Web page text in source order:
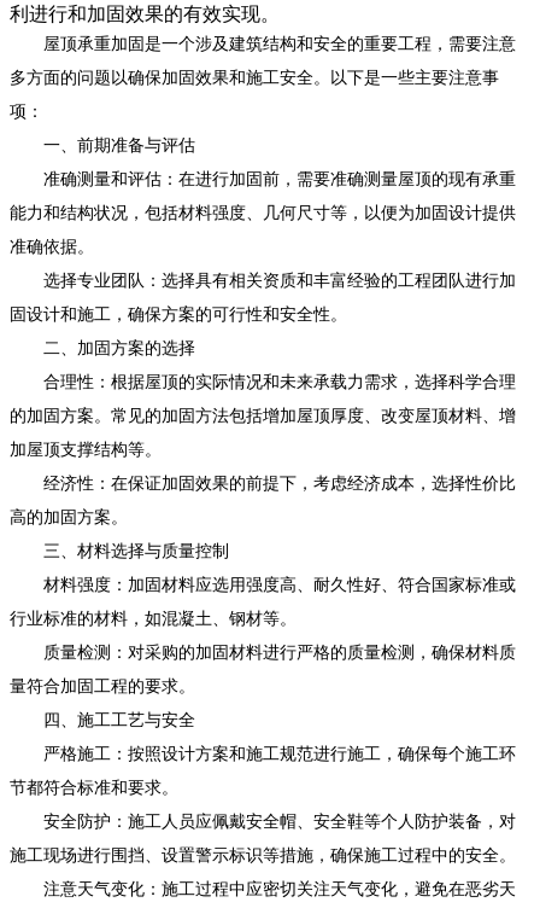
利进行和加固效果的有效实现。
屋顶承重加固是一个涉及建筑结构和安全的重要工程，需要注意
多方面的问题以确保加固效果和施工安全。以下是一些主要注意事
项：
一、前期准备与评估
准确测量和评估：在进行加固前，需要准确测量屋顶的现有承重
能力和结构状况，包括材料强度、几何尺寸等，以便为加固设计提供
准确依据。
选择专业团队：选择具有相关资质和丰富经验的工程团队进行加
固设计和施工，确保方案的可行性和安全性。
二、加固方案的选择
合理性：根据屋顶的实际情况和未来承载力需求，选择科学合理
的加固方案。常见的加固方法包括增加屋顶厚度、改变屋顶材料、增
加屋顶支撑结构等。
经济性：在保证加固效果的前提下，考虑经济成本，选择性价比
高的加固方案。
三、材料选择与质量控制
材料强度：加固材料应选用强度高、耐久性好、符合国家标准或
行业标准的材料，如混凝土、钢材等。
质量检测：对采购的加固材料进行严格的质量检测，确保材料质
量符合加固工程的要求。
四、施工工艺与安全
严格施工：按照设计方案和施工规范进行施工，确保每个施工环
节都符合标准和要求。
安全防护：施工人员应佩戴安全帽、安全鞋等个人防护装备，对
施工现场进行围挡、设置警示标识等措施，确保施工过程中的安全。
注意天气变化：施工过程中应密切关注天气变化，避免在恶劣天